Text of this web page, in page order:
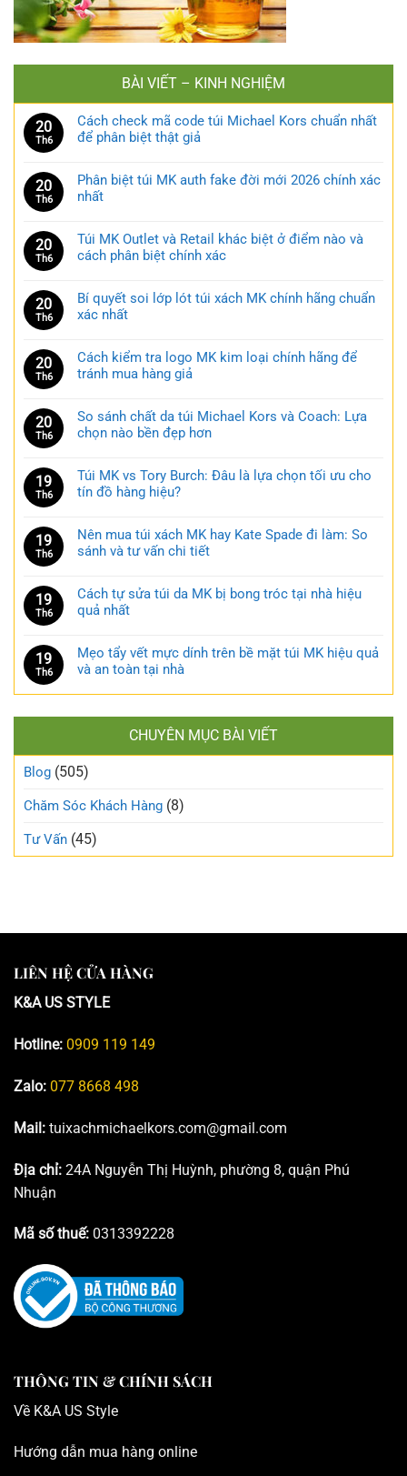
BÀI VIẾT – KINH NGHIỆM
20
Th6
Cách check mã code túi Michael Kors chuẩn nhất
để phân biệt thật giả
20
Th6
Phân biệt túi MK auth fake đời mới 2026 chính xác
nhất
20
Th6
Túi MK Outlet và Retail khác biệt ở điểm nào và
cách phân biệt chính xác
20
Th6
Bí quyết soi lớp lót túi xách MK chính hãng chuẩn
xác nhất
20
Th6
Cách kiểm tra logo MK kim loại chính hãng để
tránh mua hàng giả
20
Th6
So sánh chất da túi Michael Kors và Coach: Lựa
chọn nào bền đẹp hơn
19
Th6
Túi MK vs Tory Burch: Đâu là lựa chọn tối ưu cho
tín đồ hàng hiệu?
19
Th6
Nên mua túi xách MK hay Kate Spade đi làm: So
sánh và tư vấn chi tiết
19
Th6
Cách tự sửa túi da MK bị bong tróc tại nhà hiệu
quả nhất
19
Th6
Mẹo tẩy vết mực dính trên bề mặt túi MK hiệu quả
và an toàn tại nhà
CHUYÊN MỤC BÀI VIẾT
Blog (505)
Chăm Sóc Khách Hàng (8)
Tư Vấn (45)
LIÊN HỆ CỬA HÀNG
K&A US STYLE
Hotline: 0909 119 149
Zalo: 077 8668 498
Mail: tuixachmichaelkors.com@gmail.com
Địa chỉ: 24A Nguyễn Thị Huỳnh, phường 8, quận Phú
Nhuận
Mã số thuế: 0313392228
THÔNG TIN & CHÍNH SÁCH
Về K&A US Style
Hướng dẫn mua hàng online